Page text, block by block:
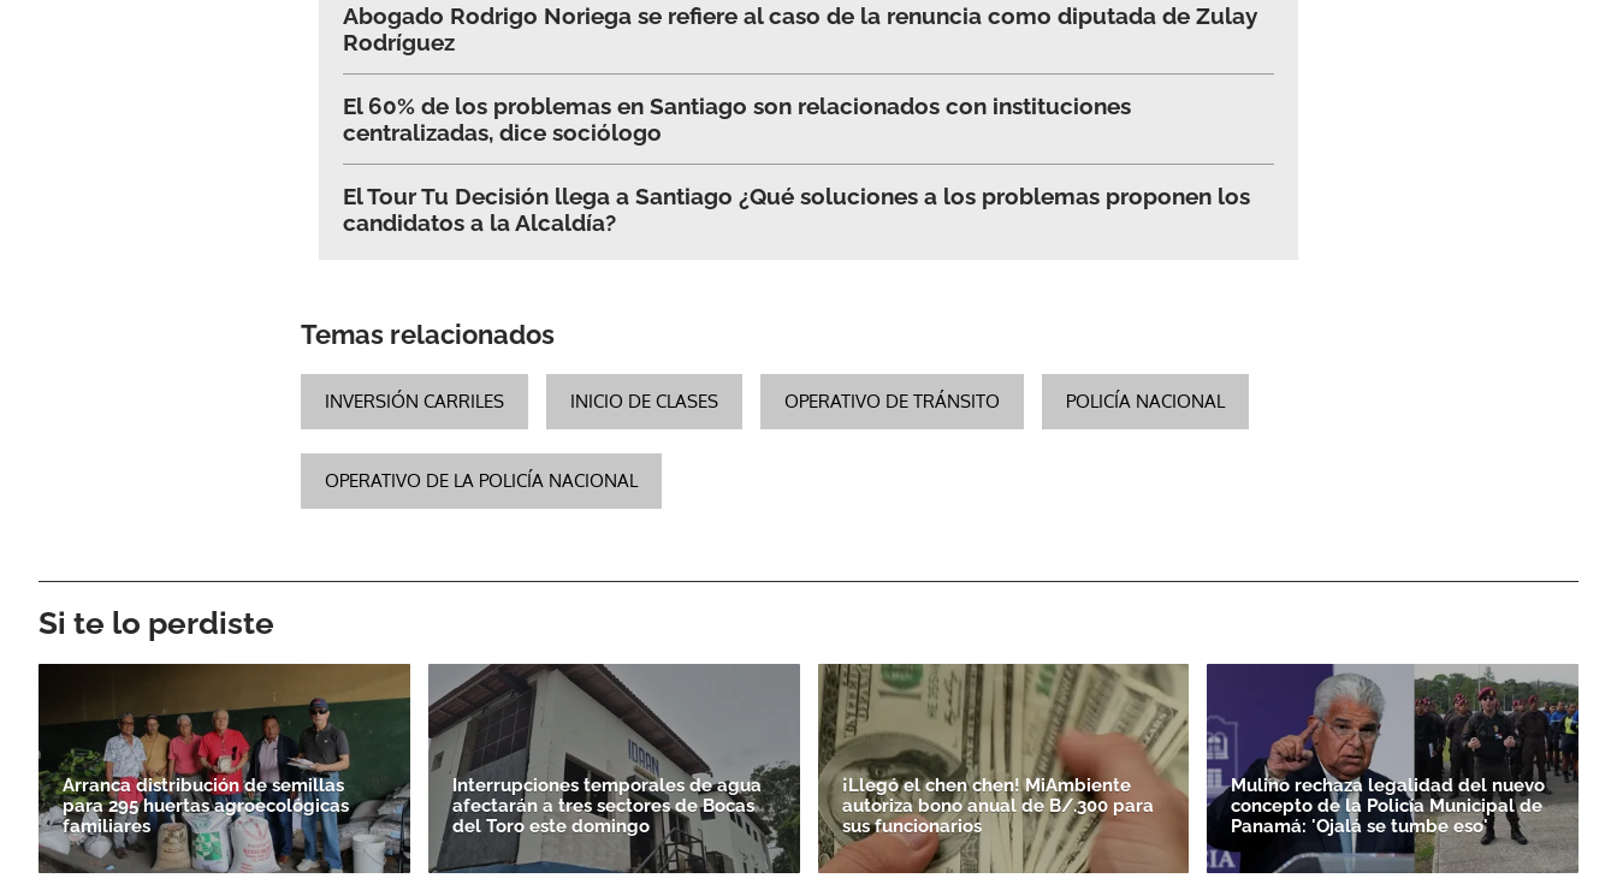
Abogado Rodrigo Noriega se refiere al caso de la renuncia como diputada de Zulay
Rodríguez
El 60% de los problemas en Santiago son relacionados con instituciones
centralizadas, dice sociólogo
El Tour Tu Decisión llega a Santiago ¿Qué soluciones a los problemas proponen los
candidatos a la Alcaldía?
Temas relacionados
INVERSIÓN CARRILES INICIO DE CLASES OPERATIVO DE TRÁNSITO POLICÍA NACIONAL
OPERATIVO DE LA POLICÍA NACIONAL
Si te lo perdiste
Arranca distribución de semillas
para 295 huertas agroecológicas
familiares
Interrupciones temporales de agua
afectarán a tres sectores de Bocas
del Toro este domingo
¡Llegó el chen chen! MiAmbiente
autoriza bono anual de B/.300 para
sus funcionarios
Mulino rechaza legalidad del nuevo
concepto de la Policía Municipal de
Panamá: 'Ojalá se tumbe eso'